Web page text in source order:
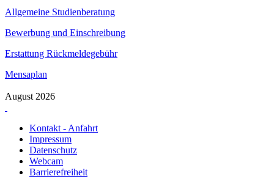
Allgemeine Studienberatung
Bewerbung und Einschreibung
Erstattung Rückmeldegebühr
Mensaplan
August 2026
Kontakt - Anfahrt
Impressum
Datenschutz
Webcam
Barrierefreiheit